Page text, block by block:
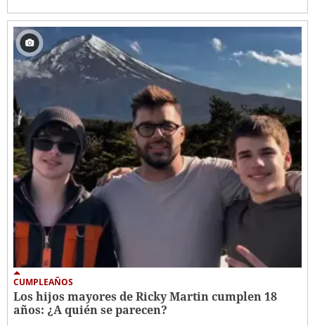
CUMPLEAÑOS
Los hijos mayores de Ricky Martin cumplen 18
años: ¿A quién se parecen?